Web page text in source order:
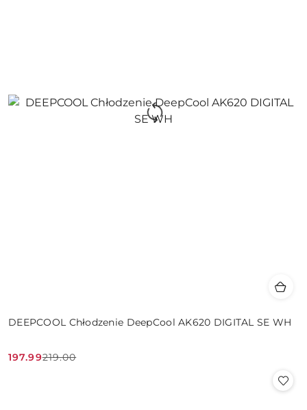
DEEPCOOL Chłodzenie DeepCool AK620 DIGITAL SE WH
Cena
197.99
Cena
219.00